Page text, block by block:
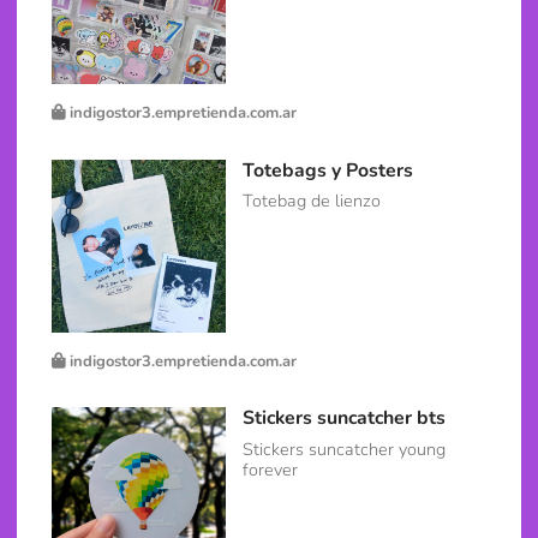
indigostor3.empretienda.com.ar
Totebags y Posters
Totebag de lienzo
indigostor3.empretienda.com.ar
Stickers suncatcher bts
Stickers suncatcher young
forever